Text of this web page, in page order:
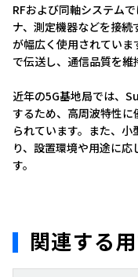
RFおよび同軸システム
ナ、測定機器などを接続
が幅広く使用されてい
で伝送し、通信品質を維
近年の5G基地局では、
するため、高周波特性に
られています。また、
り、設置環境や用途に
す。
関連する